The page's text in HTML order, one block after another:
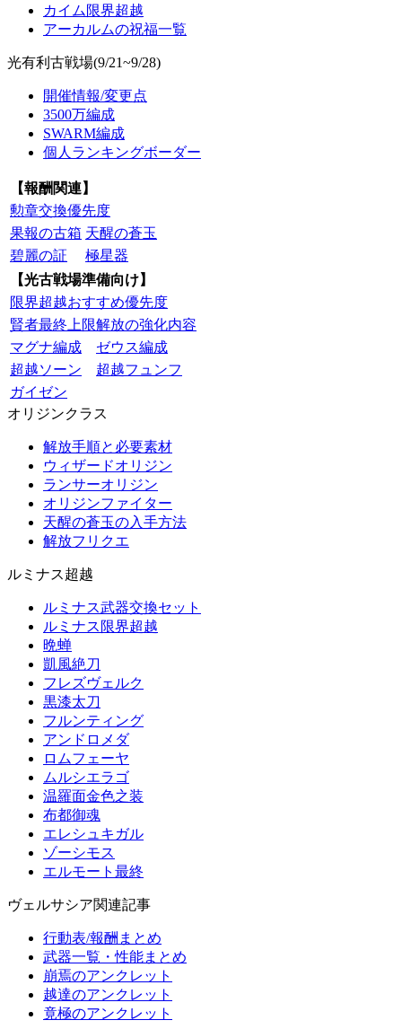
カイム限界超越
アーカルムの祝福一覧
光有利古戦場(9/21~9/28)
開催情報/変更点
3500万編成
SWARM編成
個人ランキングボーダー
【報酬関連】
勲章交換優先度
果報の古箱 天醒の蒼玉
碧麗の証
極星器
【光古戦場準備向け】
限界超越おすすめ優先度
賢者最終上限解放の強化内容
マグナ編成
ゼウス編成
超越ソーン
超越フュンフ
ガイゼン
オリジンクラス
解放手順と必要素材
ウィザードオリジン
ランサーオリジン
オリジンファイター
天醒の蒼玉の入手方法
解放フリクエ
ルミナス超越
ルミナス武器交換セット
ルミナス限界超越
晩蝉
凱風絶刀
フレズヴェルク
黒漆太刀
フルンティング
アンドロメダ
ロムフェーヤ
ムルシエラゴ
温羅面金色之装
布都御魂
エレシュキガル
ゾーシモス
エルモート最終
ヴェルサシア関連記事
行動表/報酬まとめ
武器一覧・性能まとめ
崩焉のアンクレット
越達のアンクレット
竟極のアンクレット